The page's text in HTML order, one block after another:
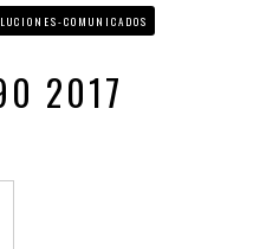
Mayores, Cali, Abril 2019
027 2019
– Cali, Colombia
COMUNICADOS
2017